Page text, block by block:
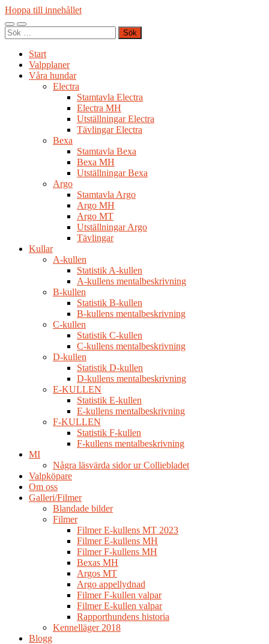
Hoppa till innehållet
Slå
på/av
Slå
på/av
Sök
efter:
Start
Valpplaner
Våra hundar
Electra
Stamtavla Electra
Electra MH
Utställningar Electra
Tävlingar Electra
Bexa
Stamtavla Bexa
Bexa MH
Utställningar Bexa
Argo
Stamtavla Argo
Argo MH
Argo MT
Utställningar Argo
Tävlingar
Kullar
A-kullen
Statistik A-kullen
A-kullens mentalbeskrivning
B-kullen
Statistik B-kullen
B-kullens mentalbeskrivning
C-kullen
Statistik C-kullen
C-kullens mentalbeskrivning
D-kullen
Statistik D-kullen
D-kullens mentalbeskrivning
E-KULLEN
Statistik E-kullen
E-kullens mentalbeskrivning
F-KULLEN
Statistik F-kullen
F-kullens mentalbeskrivning
MI
Några läsvärda sidor ur Colliebladet
Valpköpare
Om oss
Galleri/Filmer
Blandade bilder
Filmer
Filmer E-kullens MT 2023
Filmer E-kullens MH
Filmer F-kullens MH
Bexas MH
Argos MT
Argo appellydnad
Filmer F-kullen valpar
Filmer E-kullen valpar
Rapporthundens historia
Kennelläger 2018
Blogg